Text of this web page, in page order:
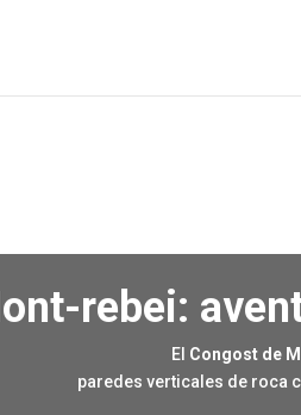
rebei:
El Congost de
paredes verticales de roca